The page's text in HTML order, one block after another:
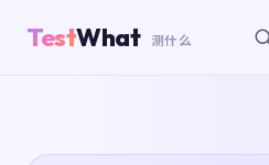
TestWhat 测什么